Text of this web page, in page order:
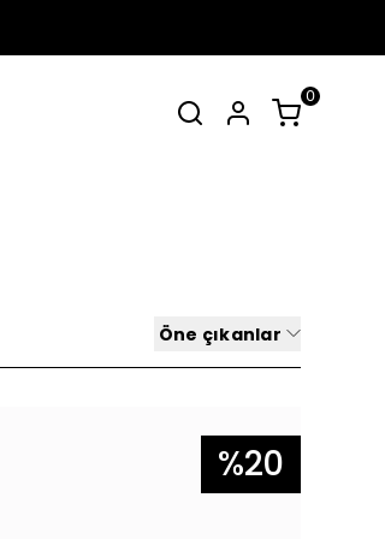
Tüm Yaz Koleksiyonu
0
Öne çıkanlar
%20